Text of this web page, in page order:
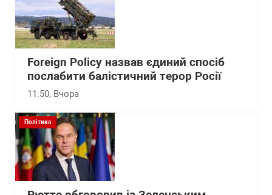
Foreign Policy назвав єдиний спосіб
послабити балістичний терор Росії
11:50, Вчора
Політика